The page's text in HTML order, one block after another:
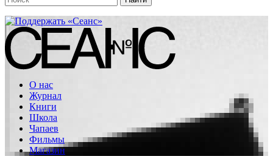
О нас
Журнал
Книги
Школа
Чапаев
Фильмы
Магазин